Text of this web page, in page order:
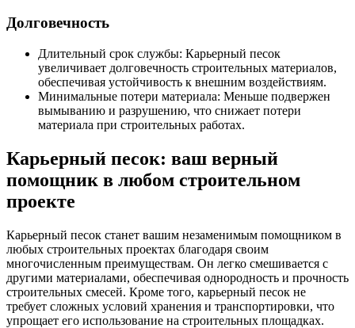
Долговечность
Длительный срок службы: Карьерный песок
увеличивает долговечность строительных материалов,
обеспечивая устойчивость к внешним воздействиям.
Минимальные потери материала: Меньше подвержен
вымыванию и разрушению, что снижает потери
материала при строительных работах.
Карьерный песок: ваш верный
помощник в любом строительном
проекте
Карьерный песок станет вашим незаменимым помощником в
любых строительных проектах благодаря своим
многочисленным преимуществам. Он легко смешивается с
другими материалами, обеспечивая однородность и прочность
строительных смесей. Кроме того, карьерный песок не
требует сложных условий хранения и транспортировки, что
упрощает его использование на строительных площадках.